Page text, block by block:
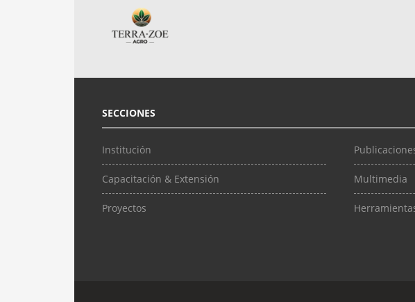
SECCIONES
Institución
Capacitación & Extensión
Proyectos
Multimedia